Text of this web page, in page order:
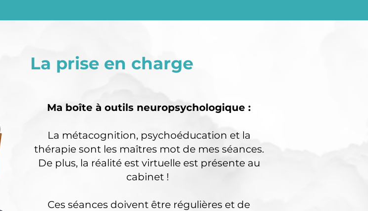
La prise en charge
Ma boîte à outils neuropsychologique :
La métacognition, psychoéducation et la
thérapie sont les maîtres mot de mes séances.
De plus, la réalité est virtuelle est présente au
cabinet !
Ces séances doivent être régulières et de